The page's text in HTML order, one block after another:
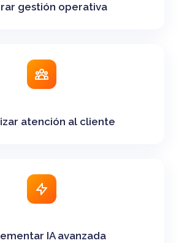
gestión operativa
atención al cliente
IA avanzada